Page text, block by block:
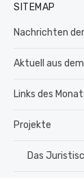
SITEMAP
Nachrichten
Aktuell aus
Links des
Projekte
Das